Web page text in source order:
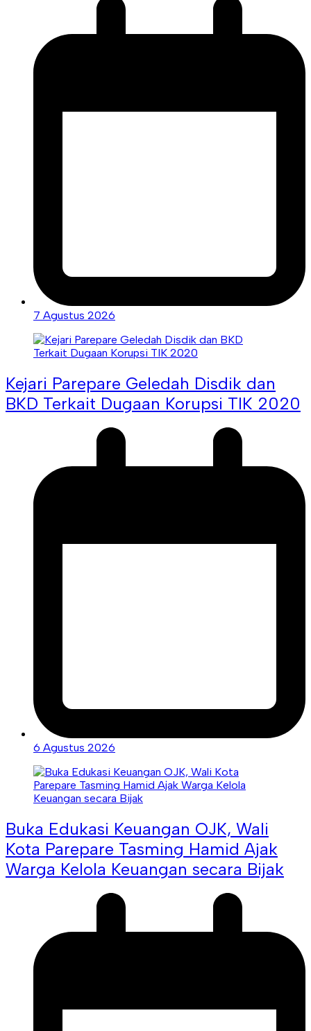
7 Agustus 2026
Kejari Parepare Geledah Disdik dan
BKD Terkait Dugaan Korupsi TIK 2020
6 Agustus 2026
Buka Edukasi Keuangan OJK, Wali
Kota Parepare Tasming Hamid Ajak
Warga Kelola Keuangan secara Bijak